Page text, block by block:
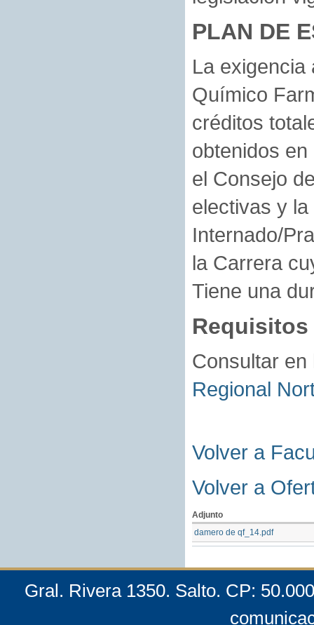
PLAN DE
La exigencia
Químico
créditos
obtenidos
el Consejo
electivas y
Internado/
la Carrera
Tiene una
Consultar
Regional
Volver a
Volver a
Adjunto
damero de qf_14.pdf
Gral. Rivera 1350. Salto. CP: